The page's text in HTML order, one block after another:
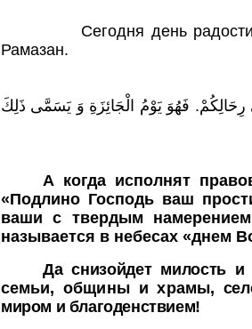
Сегодня день
Рамазан.
رِحَالِكُمْ. فَهُوَ يَوْمُ الْجَائِزَةِ وَ يَسَمَّى ذَلِكَ
А когда исполнят
«Подлино Господь ваш
ваши с твердым
называется в небесах «днем
Да снизойдет милость
семьи, общины и храмы,
миром и благоденствием!